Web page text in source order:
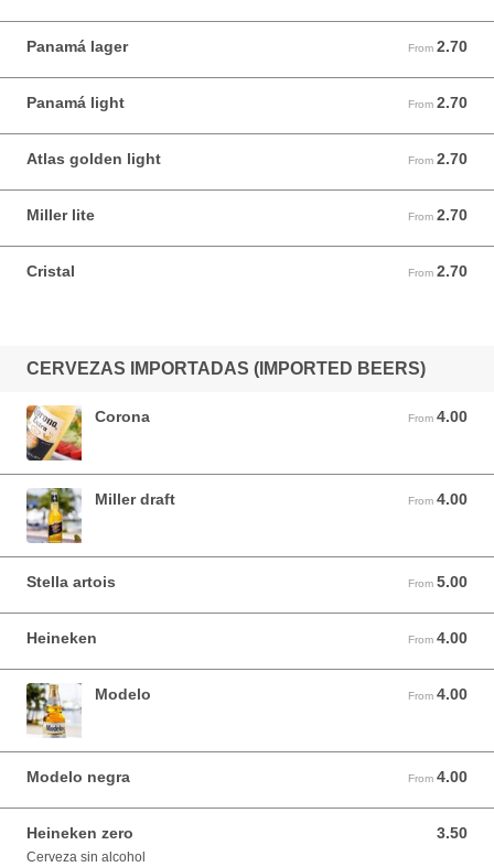
Panamá lager From 2.70
From 2.70 USD
Panamá light From 2.70
From 2.70 USD
Atlas golden light From 2.70
From 2.70 USD
Miller lite From 2.70
From 2.70 USD
Cristal From 2.70
From 2.70 USD
CERVEZAS IMPORTADAS (IMPORTED BEERS)
Corona From 4.00
From 4.00 USD
Miller draft From 4.00
From 4.00 USD
Stella artois From 5.00
From 5.00 USD
Heineken From 4.00
From 4.00 USD
Modelo From 4.00
From 4.00 USD
Modelo negra From 4.00
From 4.00 USD
Heineken zero 3.50
3.50 USD
Cerveza sin alcohol